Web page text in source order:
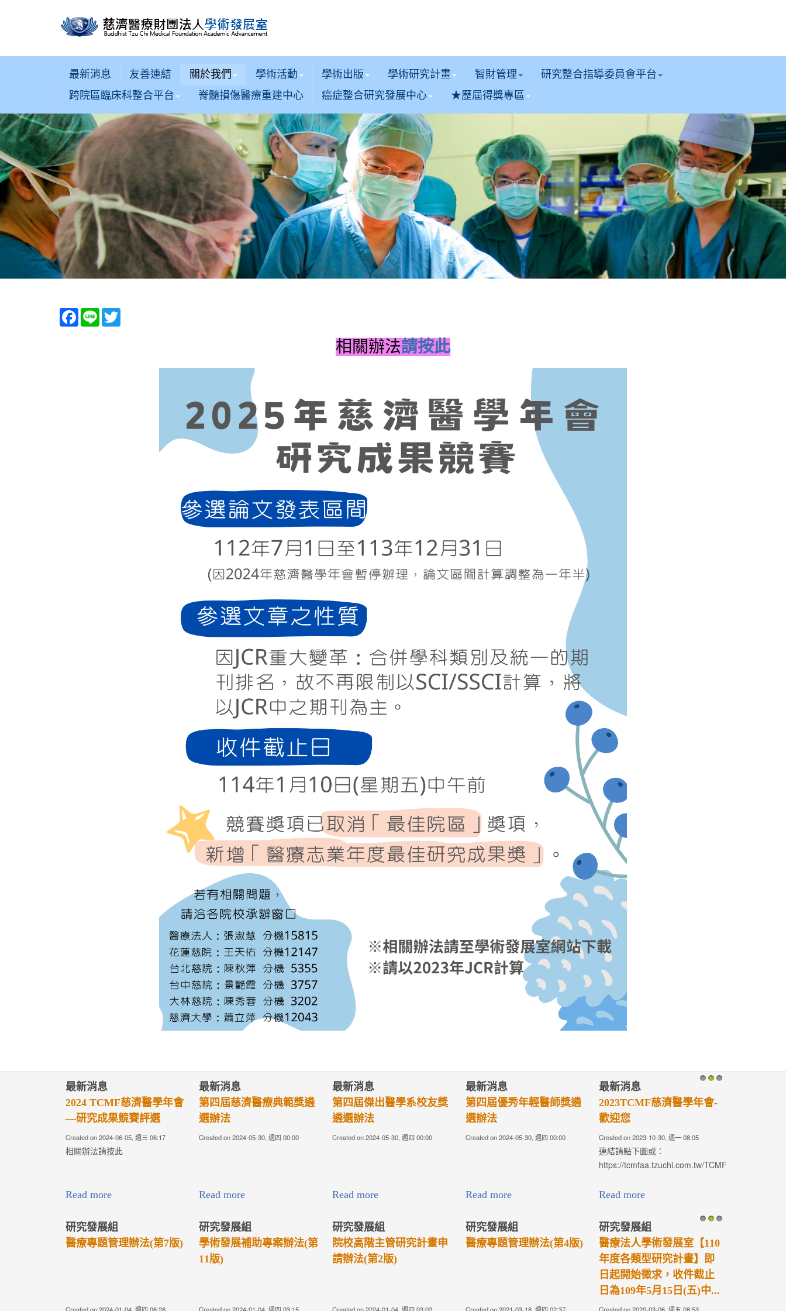
最新消息 友善連結 關於我們 學術活動 學術出版 學術研究計畫 智財管理
研究整合指導委員會平台
跨院區臨床科整合平台
脊髓損傷醫療重建中心 癌症整合研究發展中心 ★歷屆得獎專區
Facebook
Line
相關辦法請按此
最新消息
2024 TCMF慈濟醫學年會
—研究成果競賽評選
Created on 2024-06-05, 週三 06:17
相關辦法請按此
Read more
最新消息
第四屆慈濟醫療典範獎遴
選辦法
Created on 2024-05-30, 週四 00:00
Read more
最新消息
第四屆傑出醫學系校友獎
遴選辦法
Created on 2024-05-30, 週四 00:00
Read more
最新消息
第四屆優秀年輕醫師獎遴
選辦法
Created on 2024-05-30, 週四 00:00
Read more
最新消息
2023TCMF慈濟醫學年會-
歡迎您
Created on 2023-10-30, 週一 08:05
連結請點下圖或：
https://tcmfaa.tzuchi.com.tw/TCMF2023/
Read more
研究發展組
醫療專題管理辦法(第7版)
研究發展組
學術發展補助專案辦法(第
11版)
研究發展組
院校高階主管研究計畫申
請辦法(第2版)
研究發展組
醫療專題管理辦法(第4版)
研究發展組
醫療法人學術發展室【110
年度各類型研究計畫】即
日起開始徵求，收件截止
日為109年5月15日(五)中...